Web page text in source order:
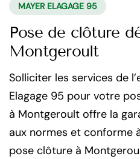
MAYER ELAGAGE 95
Pose de clôture
Montgeroult
Solliciter les services de
Elagage 95 pour votre
à Montgeroult offre la
aux normes et conforme
pose clôture à